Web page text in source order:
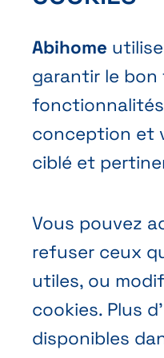
Abihome
garantir le
conception et
ciblé et
Vous pouvez
refuser ceux
utiles, ou
cookies. Plus
disponibles